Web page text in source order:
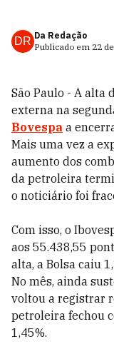
DR Da Redação
Publicado em 22
São Paulo - A alta
externa na
Bovespa a
Mais uma vez a
aumento dos
da petroleira
o noticiário foi
Com isso, o
aos 55.438,55
alta, a Bolsa caiu
No mês, ainda
voltou a registrar
petroleira fechou
1,45%.